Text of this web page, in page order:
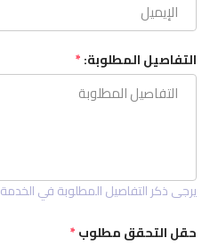
التفاصيل المطلوبة:*
يرجى ذكر التفاصيل المطلوبة في الخدمة
حقل التحقق مطلوب*